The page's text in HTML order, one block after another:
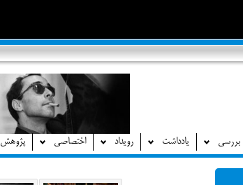
بررسی یادداشت رویداد اختصاصی پژوهش